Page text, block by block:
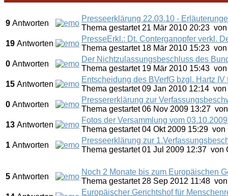
9 Antworten
Presseerklärung 22.03.10 -
Thema gestartet 21 Mär 2010 20:23
19 Antworten
PresseErkl.: Dt. Conterganopfer verkl.
Thema gestartet 18 Mär 2010 15:23
0 Antworten
Der Nichtzulassungsbeschluss des
Thema gestartet 19 Mär 2010 15:43
15 Antworten
Entscheidung des BVerfG bzgl. Hartz
Thema gestartet 09 Jan 2010 12:14 von
0 Antworten
Pressererklärung zur
Thema gestartet 06 Nov 2009 13:27
13 Antworten
Fotos der Versammlung vom
Thema gestartet 04 Okt 2009 15:29 von
1 Antworten
Presseerklärung zur
Thema gestartet 01 Jul 2009 12:37 von
5 Antworten
Noch 2 Monate bis zum Europäischen
Thema gestartet 28 Sep 2012 11:48
Europäischer Gerichtshof für